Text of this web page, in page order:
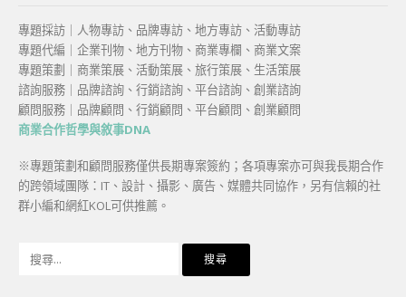
專題採訪｜人物專訪、品牌專訪、地方專訪、活動專訪
專題代編｜企業刊物、地方刊物、商業專欄、商業文案
專題策劃｜商業策展、活動策展、旅行策展、生活策展
諮詢服務｜品牌諮詢、行銷諮詢、平台諮詢、創業諮詢
顧問服務｜品牌顧問、行銷顧問、平台顧問、創業顧問
商業合作哲學與敘事DNA
※專題策劃和顧問服務僅供長期專案簽約；各項專案亦可與我長期合作
的跨領域團隊：IT、設計、攝影、廣告、媒體共同協作，另有信賴的社
群小編和網紅KOL可供推薦。